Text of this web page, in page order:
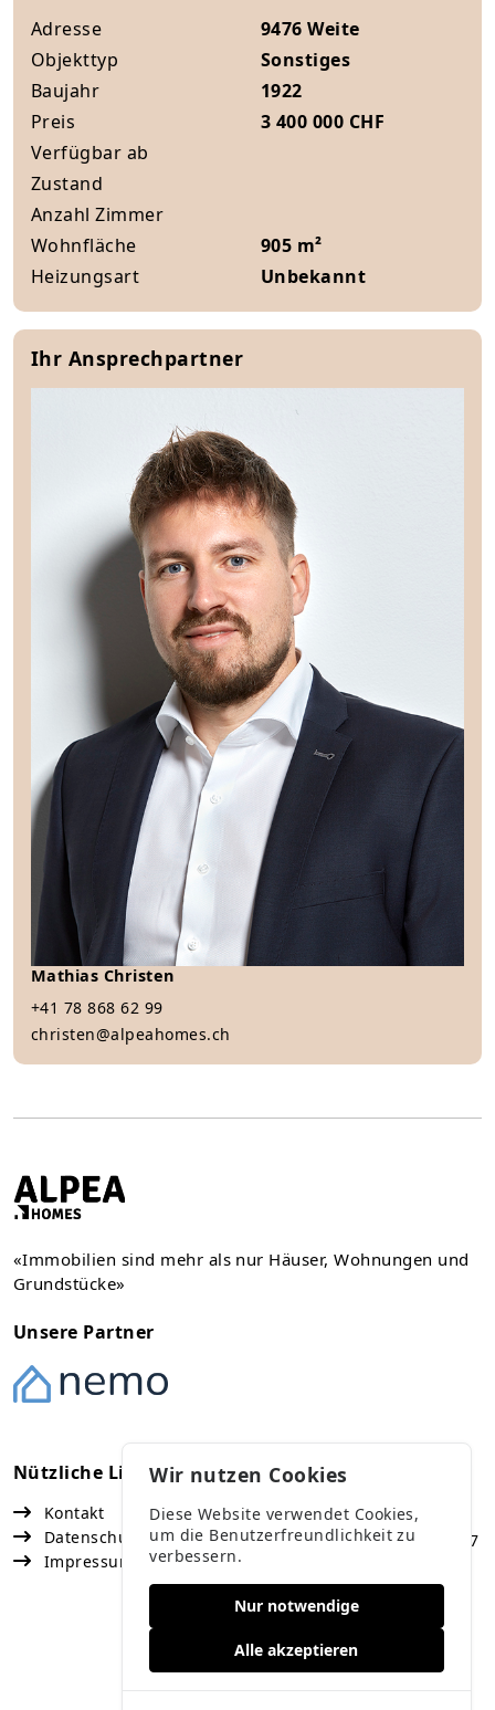
Adresse
9476 Weite
Objekttyp
Sonstiges
Baujahr
1922
Preis
3 400 000 CHF
Verfügbar ab
Zustand
Anzahl Zimmer
Wohnfläche
905 m²
Heizungsart
Unbekannt
Ihr Ansprechpartner
Mathias Christen
+41 78 868 62 99
christen@alpeahomes.ch
«Immobilien sind mehr als nur Häuser, Wohnungen und
Grundstücke»
Unsere Partner
Nützliche Links
Kontakt
Datenschutz
Impressum
Kontakt
Vaduz
Fürst Franz Josef Strasse 67
Buchs
+41 78 868 62 99
Wir nutzen Cookies
Diese Website verwendet Cookies,
um die Benutzerfreundlichkeit zu
verbessern.
Nur notwendige
Alle akzeptieren